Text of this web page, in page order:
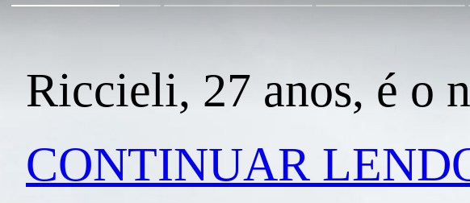
Riccieli, 27 anos, é o
CONTINUAR